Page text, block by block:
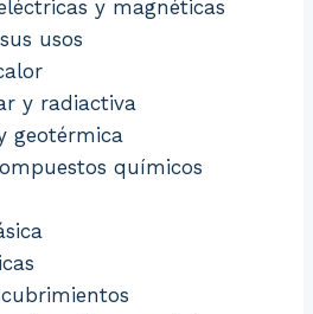
y magnéticas
usos
y radiactiva
geotérmica
químicos